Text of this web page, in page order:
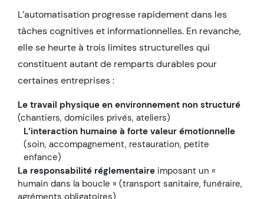
L’automatisation progresse rapidement dans les
tâches cognitives et informationnelles. En revanche,
elle se heurte à trois limites structurelles qui
constituent autant de remparts durables pour
certaines entreprises :
Le travail physique en environnement non structuré
(chantiers, domiciles privés, ateliers)
L’interaction humaine à forte valeur émotionnelle
(soin, accompagnement, restauration, petite
enfance)
La responsabilité réglementaire imposant un «
humain dans la boucle » (transport sanitaire, funéraire,